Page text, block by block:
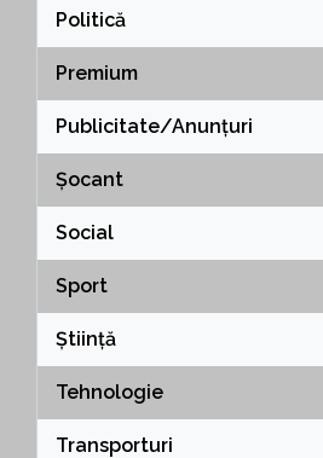
Politică
Premium
Publicitate/Anunțuri
Șocant
Social
Sport
Știință
Tehnologie
Transporturi